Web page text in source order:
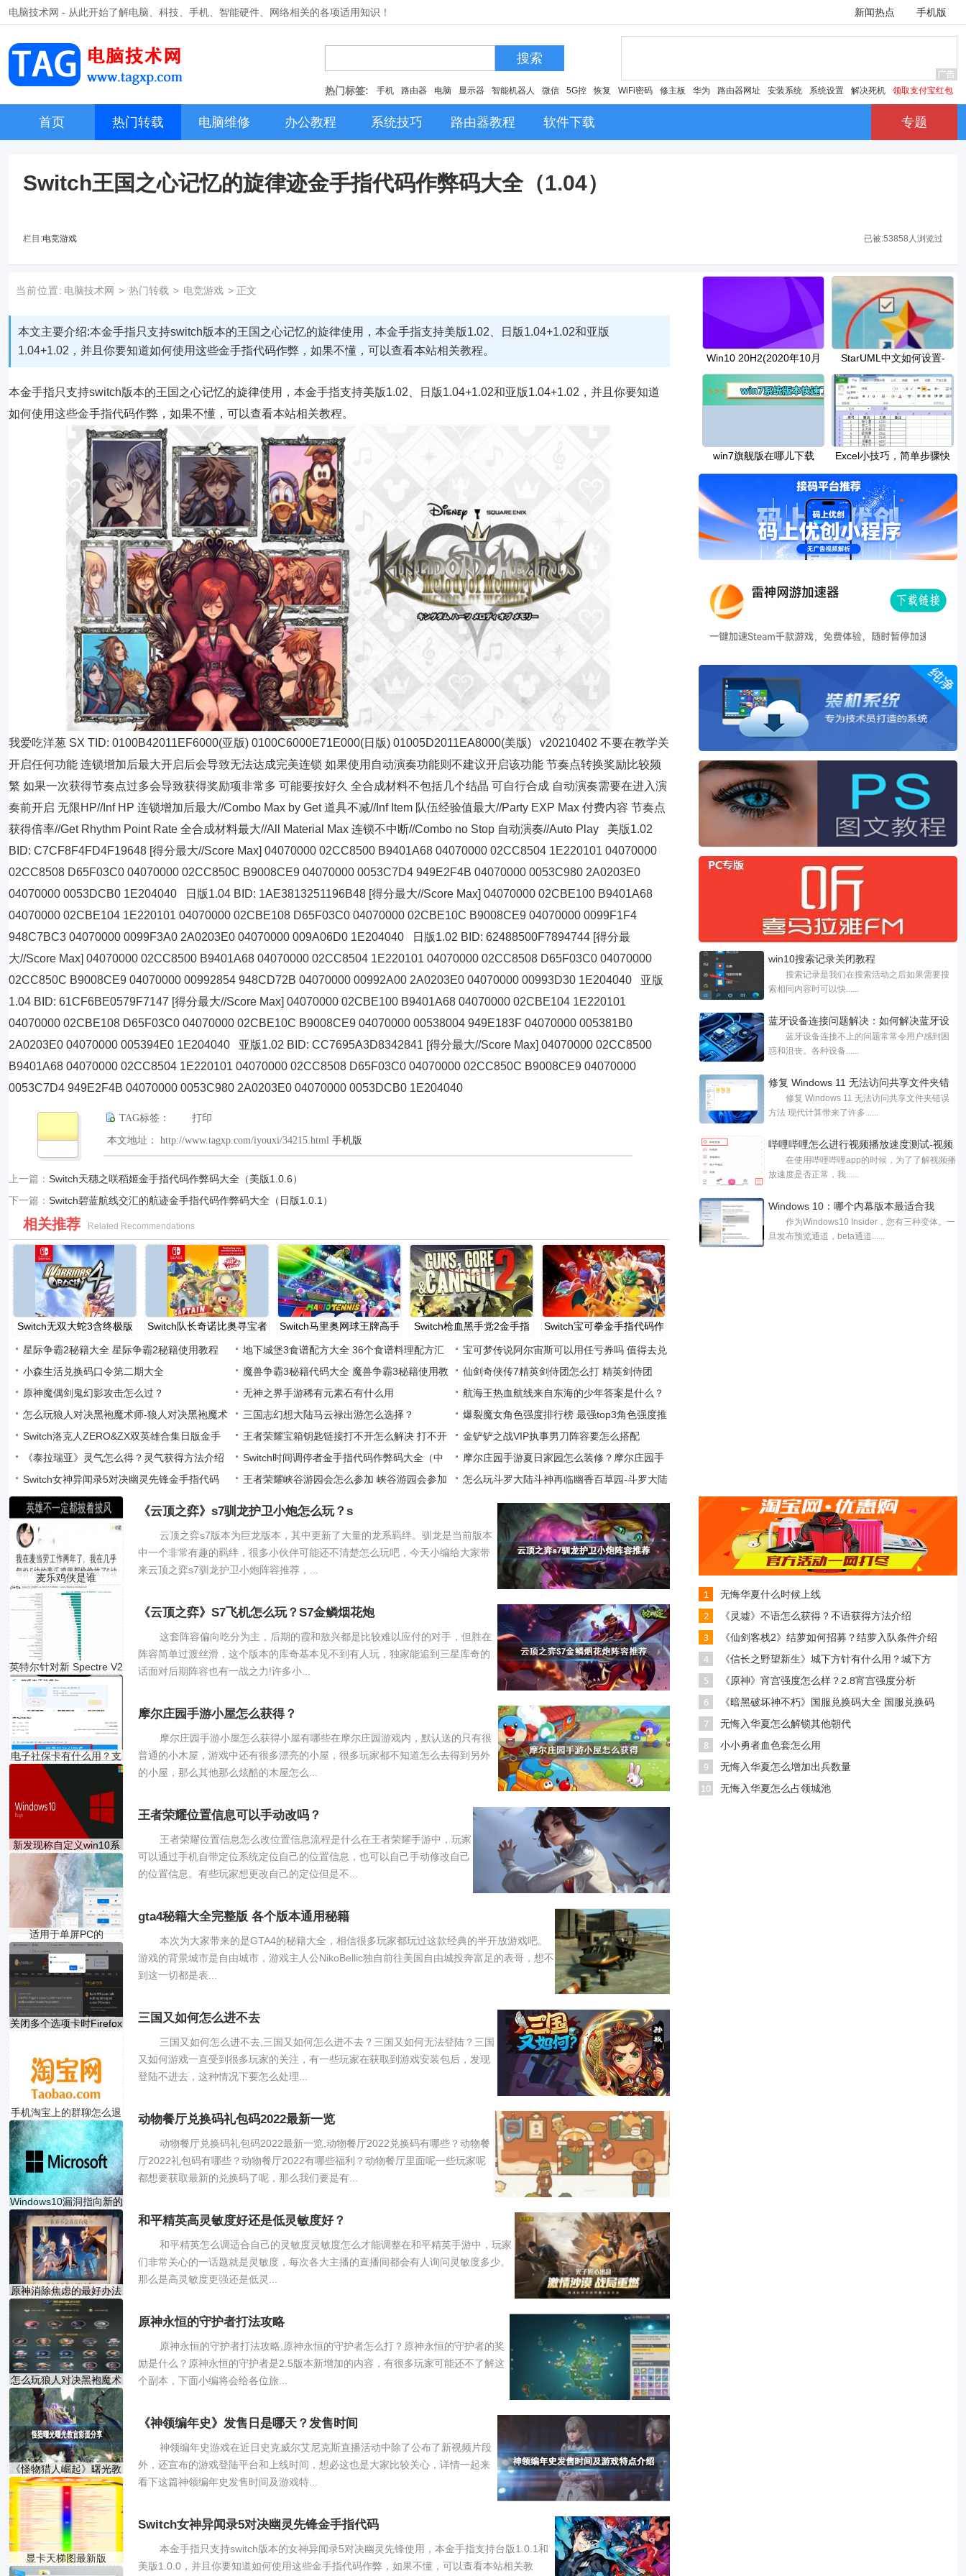
电脑技术网 - 从此开始了解电脑、科技、手机、智能硬件、网络相关的各项适用知识！ 新闻热点 手机版
搜索
热门标签: 手机 路由器 电脑 显示器 智能机器人 微信 5G控 恢复 WiFi密码 修主板 华为 路由器网址 安装系统 系统设置 解决死机 领取支付宝红包
首页 热门转载 电脑维修 办公教程 系统技巧 路由器教程 软件下载 专题
Switch王国之心记忆的旋律迹金手指代码作弊码大全（1.04）
栏目:电竞游戏 已被:53858人浏览过
当前位置: 电脑技术网 > 热门转载 > 电竞游戏 > 正文
本文主要介绍:本金手指只支持switch版本的王国之心记忆的旋律使用，本金手指支持美版1.02、日版1.04+1.02和亚版
1.04+1.02，并且你要知道如何使用这些金手指代码作弊，如果不懂，可以查看本站相关教程。
本金手指只支持switch版本的王国之心记忆的旋律使用，本金手指支持美版1.02、日版1.04+1.02和亚版1.04+1.02，并且你要知道
如何使用这些金手指代码作弊，如果不懂，可以查看本站相关教程。
我爱吃洋葱 SX TID: 0100B42011EF6000(亚版) 0100C6000E71E000(日版) 01005D2011EA8000(美版) v20210402 不要在教学关
开启任何功能 连锁增加后最大开启后会导致无法达成完美连锁 如果使用自动演奏功能则不建议开启该功能 节奏点转换奖励比较频
繁 如果一次获得节奏点过多会导致获得奖励项非常多 可能要按好久 全合成材料不包括几个结晶 可自行合成 自动演奏需要在进入演
奏前开启 无限HP//Inf HP 连锁增加后最大//Combo Max by Get 道具不减//Inf Item 队伍经验值最大//Party EXP Max 付费内容 节奏点
获得倍率//Get Rhythm Point Rate 全合成材料最大//All Material Max 连锁不中断//Combo no Stop 自动演奏//Auto Play 美版1.02
BID: C7CF8F4FD4F19648 [得分最大//Score Max] 04070000 02CC8500 B9401A68 04070000 02CC8504 1E220101 04070000
02CC8508 D65F03C0 04070000 02CC850C B9008CE9 04070000 0053C7D4 949E2F4B 04070000 0053C980 2A0203E0
04070000 0053DCB0 1E204040 日版1.04 BID: 1AE3813251196B48 [得分最大//Score Max] 04070000 02CBE100 B9401A68
04070000 02CBE104 1E220101 04070000 02CBE108 D65F03C0 04070000 02CBE10C B9008CE9 04070000 0099F1F4
948C7BC3 04070000 0099F3A0 2A0203E0 04070000 009A06D0 1E204040 日版1.02 BID: 62488500F7894744 [得分最
大//Score Max] 04070000 02CC8500 B9401A68 04070000 02CC8504 1E220101 04070000 02CC8508 D65F03C0 04070000
02CC850C B9008CE9 04070000 00992854 948CD72B 04070000 00992A00 2A0203E0 04070000 00993D30 1E204040 亚版
1.04 BID: 61CF6BE0579F7147 [得分最大//Score Max] 04070000 02CBE100 B9401A68 04070000 02CBE104 1E220101
04070000 02CBE108 D65F03C0 04070000 02CBE10C B9008CE9 04070000 00538004 949E183F 04070000 005381B0
2A0203E0 04070000 005394E0 1E204040 亚版1.02 BID: CC7695A3D8342841 [得分最大//Score Max] 04070000 02CC8500
B9401A68 04070000 02CC8504 1E220101 04070000 02CC8508 D65F03C0 04070000 02CC850C B9008CE9 04070000
0053C7D4 949E2F4B 04070000 0053C980 2A0203E0 04070000 0053DCB0 1E204040
TAG标签： 打印
本文地址： http://www.tagxp.com/iyouxi/34215.html 手机版
上一篇： Switch天穗之咲稻姬金手指代码作弊码大全（美版1.0.6）
下一篇： Switch碧蓝航线交汇的航迹金手指代码作弊码大全（日版1.0.1）
相关推荐 Related Recommendations
Switch无双大蛇3含终极版
金
Switch队长奇诺比奥寻宝者 Switch马里奥网球王牌高手
Switch枪血黑手党2金手指
代
Switch宝可拳金手指代码作
星际争霸2秘籍大全 星际争霸2秘籍使用教程
地下城堡3食谱配方大全 36个食谱料理配方汇
总
宝可梦传说阿尔宙斯可以用任亏券吗 值得去兑
换
小森生活兑换码口令第二期大全
魔兽争霸3秘籍代码大全 魔兽争霸3秘籍使用教
程
仙剑奇侠传7精英剑侍团怎么打 精英剑侍团
boss打
原神魔偶剑鬼幻影攻击怎么过？ 无神之界手游稀有元素石有什么用
航海王热血航线来自东海的少年答案是什么？
怎么玩狼人对决黑袍魔术师-狼人对决黑袍魔术
师卡组
三国志幻想大陆马云禄出游怎么选择？
爆裂魔女角色强度排行榜 最强top3角色强度推
荐
Switch洛克人ZERO&ZX双英雄合集日版金手
指代码作弊码
王者荣耀宝箱钥匙链接打不开怎么解决 打不开
宝
金铲铲之战VIP执事男刀阵容要怎么搭配
《泰拉瑞亚》灵气怎么得？灵气获得方法介绍
Switch时间调停者金手指代码作弊码大全（中
文版
摩尔庄园手游夏日家园怎么装修？摩尔庄园手
游夏日
Switch女神异闻录5对决幽灵先锋金手指代码
作弊码
王者荣耀峡谷游园会怎么参加 峡谷游园会参加
怎么玩斗罗大陆斗神再临幽香百草园-斗罗大陆
Win10 20H2(2020年10月
更新)微软现在计划在
StarUML中文如何设置-
StarUML中文设置方法介
win7旗舰版在哪儿下载
Excel小技巧，简单步骤快
速生成工资条
win10搜索记录关闭教程
搜索记录是我们在搜索活动之后如果需要搜
索相同内容时可以快......
蓝牙设备连接问题解决：如何解决蓝牙设
蓝牙设备连接不上的问题常常令用户感到困
惑和沮丧。各种设备......
修复 Windows 11 无法访问共享文件夹错
误方修复 Windows 11 无法访问共享文件夹错误
方法 现代计算带来了许多......
哔哩哔哩怎么进行视频播放速度测试-视频
在使用哔哩哔哩app的时候，为了了解视频播
放速度是否正常，我......
Windows 10：哪个内幕版本最适合我
作为Windows10 Insider，您有三种变体。一
旦发布预览通道，beta通道......
麦乐鸡侠是谁
英特尔针对新 Spectre V2
漏
电子社保卡有什么用？支
新发现称自定义win10系
统主
适用于单屏PC的
Windows 10X的
关闭多个选项卡时Firefox
手机淘宝上的群聊怎么退
Windows10漏洞指向新的
Acti
原神消除焦虑的最好办法
怎么玩狼人对决黑袍魔术
《怪物猎人崛起》曙光教
显卡天梯图最新版
《云顶之弈》s7驯龙护卫小炮怎么玩？s
云顶之弈s7版本为巨龙版本，其中更新了大量的龙系羁绊。驯龙是当前版本
中一个非常有趣的羁绊，很多小伙伴可能还不清楚怎么玩吧，今天小编给大家带
来云顶之弈s7驯龙护卫小炮阵容推荐，...
《云顶之弈》S7飞机怎么玩？S7金鳞烟花炮
这套阵容偏向吃分为主，后期的霞和敖兴都是比较难以应付的对手，但胜在
阵容简单过渡丝滑，这个版本的库奇基本见不到有人玩，独家能追到三星库奇的
话面对后期阵容也有一战之力!许多小...
摩尔庄园手游小屋怎么获得？
摩尔庄园手游小屋怎么获得小屋有哪些在摩尔庄园游戏内，默认送的只有很
普通的小木屋，游戏中还有很多漂亮的小屋，很多玩家都不知道怎么去得到另外
的小屋，那么其他那么炫酷的木屋怎么...
王者荣耀位置信息可以手动改吗？
王者荣耀位置信息怎么改位置信息流程是什么在王者荣耀手游中，玩家
可以通过手机自带定位系统定位自己的位置信息，也可以自己手动修改自己
的位置信息。有些玩家想更改自己的定位但是不...
gta4秘籍大全完整版 各个版本通用秘籍
本次为大家带来的是GTA4的秘籍大全，相信很多玩家都玩过这款经典的半开放游戏吧。
游戏的背景城市是自由城市，游戏主人公NikoBellic独自前往美国自由城投奔富足的表哥，想不
到这一切都是表...
三国又如何怎么进不去
三国又如何怎么进不去,三国又如何怎么进不去？三国又如何无法登陆？三国
又如何游戏一直受到很多玩家的关注，有一些玩家在获取到游戏安装包后，发现
登陆不进去，这种情况下要怎么处理...
动物餐厅兑换码礼包码2022最新一览
动物餐厅兑换码礼包码2022最新一览,动物餐厅2022兑换码有哪些？动物餐
厅2022礼包码有哪些？动物餐厅2022有哪些福利？动物餐厅里面呢一些玩家呢
都想要获取最新的兑换码了呢，那么我们要是有...
和平精英高灵敏度好还是低灵敏度好？
和平精英怎么调适合自己的灵敏度灵敏度怎么才能调整在和平精英手游中，玩家
们非常关心的一话题就是灵敏度，每次各大主播的直播间都会有人询问灵敏度多少。
那么是高灵敏度更强还是低灵...
原神永恒的守护者打法攻略
原神永恒的守护者打法攻略,原神永恒的守护者怎么打？原神永恒的守护者的奖
励是什么？原神永恒的守护者是2.5版本新增加的内容，有很多玩家可能还不了解这
个副本，下面小编将会给各位旅...
《神领编年史》发售日是哪天？发售时间
神领编年史游戏在近日史克威尔艾尼克斯直播活动中除了公布了新视频片段
外，还宣布的游戏登陆平台和上线时间，想必这也是大家比较关心，详情一起来
看下这篇神领编年史发售时间及游戏特...
Switch女神异闻录5对决幽灵先锋金手指代码
本金手指只支持switch版本的女神异闻录5对决幽灵先锋使用，本金手指支持台版1.0.1和
美版1.0.0，并且你要知道如何使用这些金手指代码作弊，如果不懂，可以查看本站相关教
无悔华夏什么时候上线
《灵墟》不语怎么获得？不语获得方法介绍
《仙剑客栈2》结萝如何招募？结萝入队条件介绍
《信长之野望新生》城下方针有什么用？城下方
《原神》宵宫强度怎么样？2.8宵宫强度分析
《暗黑破坏神不朽》国服兑换码大全 国服兑换码
无悔入华夏怎么解锁其他朝代
小小勇者血色套怎么用
无悔入华夏怎么增加出兵数量
无悔入华夏怎么占领城池